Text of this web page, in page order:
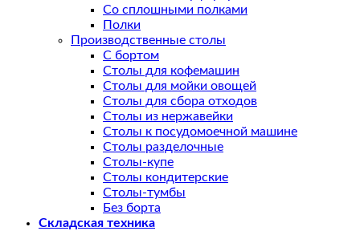
Со сплошными полками
Полки
Производственные столы
С бортом
Столы для кофемашин
Столы для мойки овощей
Столы для сбора отходов
Столы из нержавейки
Столы к посудомоечной машине
Столы разделочные
Столы-купе
Столы кондитерские
Столы-тумбы
Без борта
Складская техника